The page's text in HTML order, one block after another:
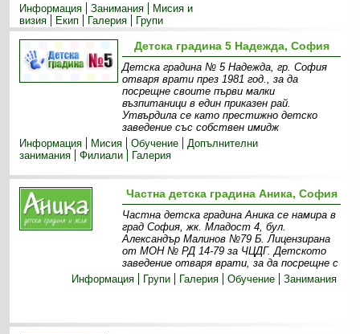
Информация
Занимания
Мисия и
визия
Екип Галерия Групи
Детска градина 5 Надежда, София
Детска градина № 5 Надежда, гр. София
отваря врати през 1981 год., за да
посрещне своите първи малки
възпитаници в един приказен рай.
Утвърдила се като престижно детско
заведение със собствен имидж
Информация
Мисия Обучение
Допълнителни
занимания
Филиали Галерия
Частна детска градина Аника, София
Частна детска градина Аника се намира в
град София, жк. Младост 4, бул.
Александър Малинов №79 Б. Лицензирана
от МОН № РД 14-79 за ЧЦДГ. Детското
заведение отваря врати, за да посрещне с
Информация
Групи Галерия Обучение Занимания